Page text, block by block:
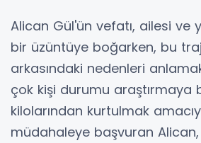
Alican Gül'ün vefatı, ailesi ve
bir üzüntüye boğarken, bu
arkasındaki nedenleri
çok kişi durumu araştırmaya
kilolarından kurtulmak
müdahaleye başvuran